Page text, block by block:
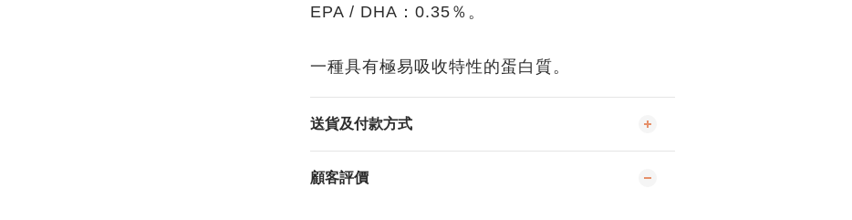
EPA / DHA：0.35％。
一種具有極易吸收特性的蛋白質。
送貨及付款方式
顧客評價